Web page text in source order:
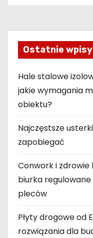
Ostatnie wpisy
Hale stalowe
jakie wymagania
obiektu?
Najczęstsze
zapobiegać
Conwork i zdrowie
biurka
pleców
Płyty drogowe od
rozwiązania dla